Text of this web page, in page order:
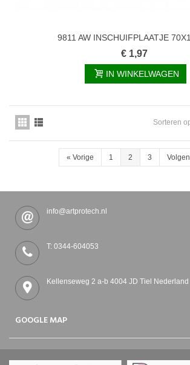
9811 AW INSCHUIFPLAATJE
€ 1,97
IN WINKELWAGEN
Sorteren
« Vorige 1 2 3
info@artprotech.nl
T: 0344-604053
Kellenseweg 2 a-b 4004 JD Tiel Nederland
GOOGLE MAP